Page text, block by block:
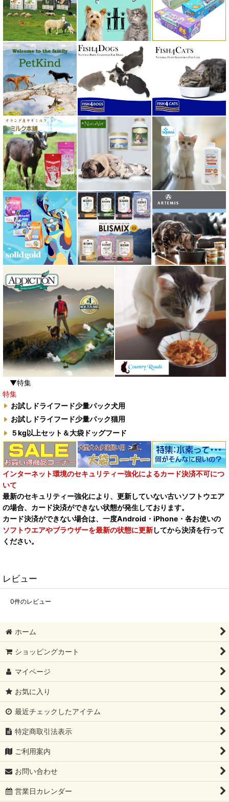
▼特集
特集
お試しドライフード少量パック犬用
お試しドライフード少量パック猫用
５kg以上セット＆大袋ドッグフード
インターネット環境のセキュリティー強化によるカード決済不可につ
いて
最新のセキュリティー強化により、更新していない古いソフトウエア
の場合、カード決済ができない状態が発生しております。
カード決済ができない場合は、一度Android・iPhone・各お使いの
ソフトウエアやブラウザーを最新の状態に更新してから決済を行って
ください。
レビュー
0件のレビュー
ホーム
ショッピングカート
マイページ
お気に入り
最近チェックしたアイテム
特定商取引法表示
ご利用案内
お問い合わせ
営業日カレンダー